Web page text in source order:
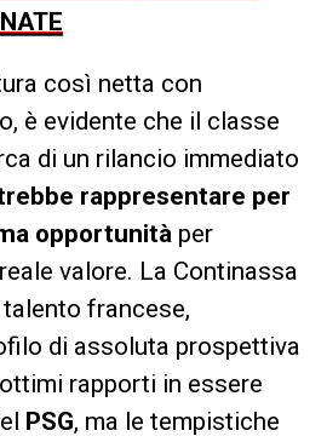
così netta con
è evidente che il classe
di un rilancio immediato
rappresentare per
opportunitàper
valore. La Continassa
francese,
di assoluta prospettiva
rapporti in essere
PSG, ma le tempistiche